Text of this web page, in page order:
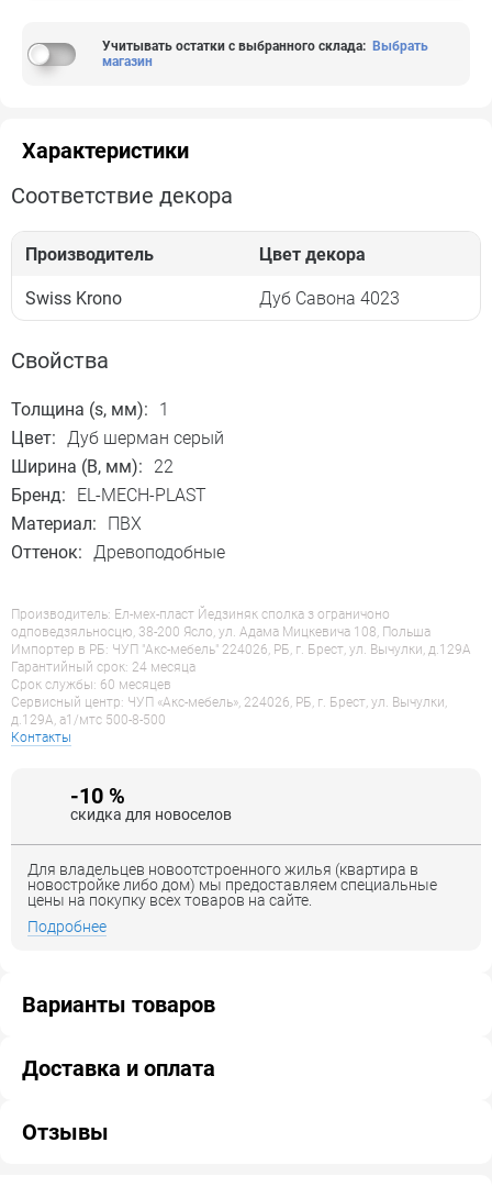
Учитывать остатки с выбранного склада: Выбрать
магазин
Характеристики
Соответствие декора
Производитель Цвет декора
Swiss Krono Дуб Савона 4023
Свойства
Толщина (s, мм):
1
Цвет: Дуб шерман серый
Ширина (B, мм):
22
Бренд:
EL-MECH-PLAST
Материал:
ПВХ
Оттенок: Древоподобные
Производитель: Ел-мех-пласт Йедзиняк сполка з ограничоно
одповедзяльносцю, 38-200 Ясло, ул. Адама Мицкевича 108, Польша
Импортер в РБ: ЧУП "Акс-мебель" 224026, РБ, г. Брест, ул. Вычулки, д.129А
Гарантийный срок: 24 месяца
Срок службы: 60 месяцев
Сервисный центр: ЧУП «Акс-мебель», 224026, РБ, г. Брест, ул. Вычулки,
д.129А, a1/мтс 500-8-500
Контакты
-10 %
скидка для новоселов
Для владельцев новоотстроенного жилья (квартира в
новостройке либо дом) мы предоставляем специальные
цены на покупку всех товаров на сайте.
Подробнее
Варианты товаров
Доставка и оплата
Отзывы